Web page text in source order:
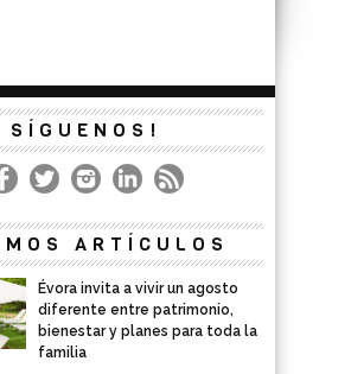
SÍGUENOS!
ARTÍCULOS
Évora invita a vivir un agosto
diferente entre patrimonio,
bienestar y planes para toda la
familia